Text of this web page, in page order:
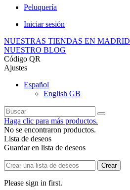
Peluquería
Iniciar sesión
NUESTRAS TIENDAS EN MADRID
NUESTRO BLOG
Código QR
Ajustes
Español
English GB
Haga clic para más productos.
No se encontraron productos.
Lista de deseos
Guardar en lista de deseos
Crear
Please sign in first.